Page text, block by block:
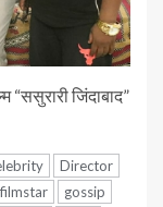
जिंदाबाद”
Director
filmstar
gossip